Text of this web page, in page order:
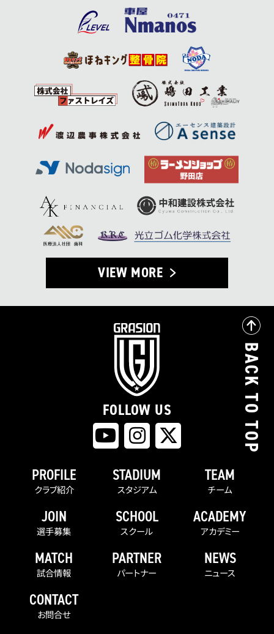
VIEW MORE
FOLLOW US
PROFILE
クラブ紹介
STADIUM
スタジアム
TEAM
チーム
JOIN
選手募集
SCHOOL
スクール
ACADEMY
アカデミー
MATCH
試合情報
PARTNER
パートナー
NEWS
ニュース
CONTACT
お問合せ
BACK TO TOP